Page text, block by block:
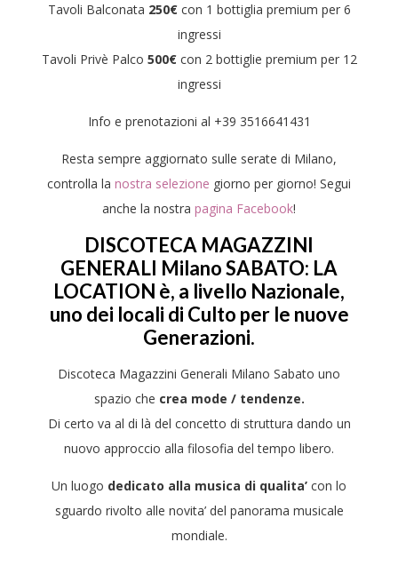
Tavoli Balconata 250€con 1 bottiglia premium per 6
ingressi
Tavoli Privè Palco 500€con 2 bottiglie premium per 12
ingressi
Info e prenotazioni al +39 3516641431
Resta sempre aggiornato sulle serate di Milano,
controlla la nostra selezione giorno per giorno! Segui
anche la nostra pagina Facebook!
DISCOTECA MAGAZZINI
GENERALI Milano SABATO: LA
LOCATION è, a livello Nazionale,
uno dei locali di Culto per le nuove
Generazioni.
Discoteca Magazzini Generali Milano Sabato uno
spazio che crea mode / tendenze.
Di certo va al di là del concetto di struttura dando un
nuovo approccio alla filosofia del tempo libero.
Un luogo dedicato alla musica di qualita’ con lo
sguardo rivolto alle novita’ del panorama musicale
mondiale.